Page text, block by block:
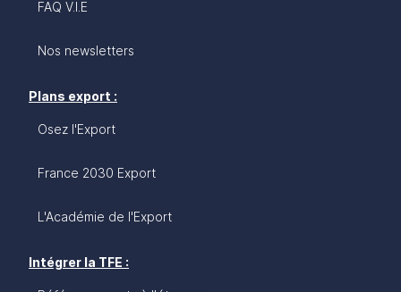
FAQ V.I.E
Nos newsletters
Plans export :
Osez l'Export
France 2030 Export
L'Académie de l'Export
Intégrer la TFE :